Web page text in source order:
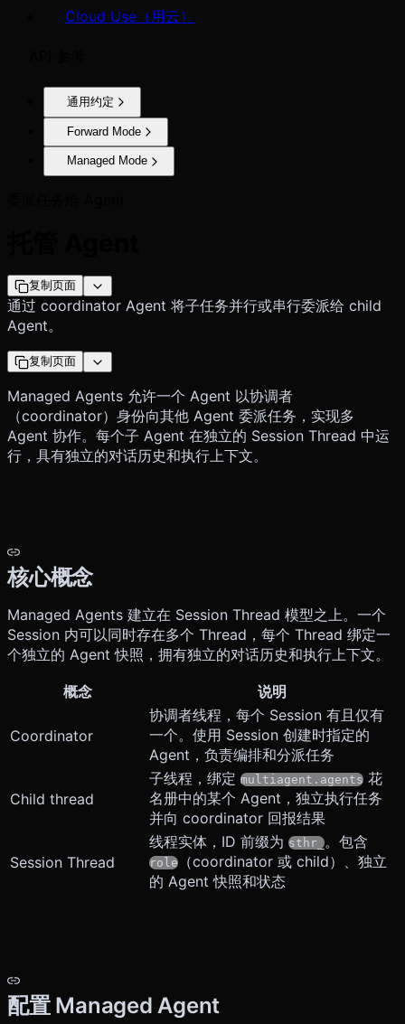
Cloud Use（用云）
通用约定
Forward Mode
Managed Mode
复制页面
通过 coordinator Agent 将子任务并行或串行委派给 child
Agent。
复制页面
Managed Agents 允许一个 Agent 以协调者
（coordinator）身份向其他 Agent 委派任务，实现多
Agent 协作。每个子 Agent 在独立的 Session Thread 中运
行，具有独立的对话历史和执行上下文。
核心概念
Managed Agents 建立在 Session Thread 模型之上。一个
Session 内可以同时存在多个 Thread，每个 Thread 绑定一
个独立的 Agent 快照，拥有独立的对话历史和执行上下文。
概念 说明
Coordinator
协调者线程，每个 Session 有且仅有
一个。使用 Session 创建时指定的
Agent，负责编排和分派任务
Child thread
子线程，绑定 multiagent.agents 花
名册中的某个 Agent，独立执行任务
并向 coordinator 回报结果
Session Thread
线程实体，ID 前缀为 sthr_。包含
role
（coordinator 或 child）、独立
的 Agent 快照和状态
配置 Managed Agent